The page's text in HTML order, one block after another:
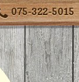
075-322-5015